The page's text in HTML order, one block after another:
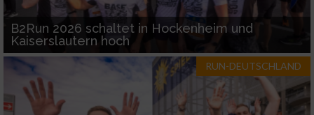
B2Run 2026 schaltet in Hockenheim und
Kaiserslautern hoch
RUN-DEUTSCHLAND